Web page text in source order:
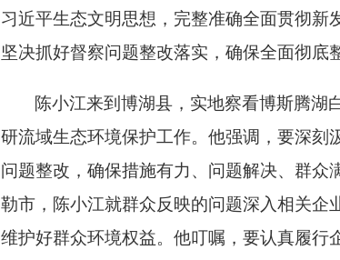
习近平生态文明思想，完整准确全面贯彻新
坚决抓好督察问题整改落实，确保全面彻底
陈小江来到博湖县，实地察看博斯腾湖
研流域生态环境保护工作。他强调，要深
问题整改，确保措施有力、问题解决、群
勒市，陈小江就群众反映的问题深入相关企
维护好群众环境权益。他叮嘱，要认真履